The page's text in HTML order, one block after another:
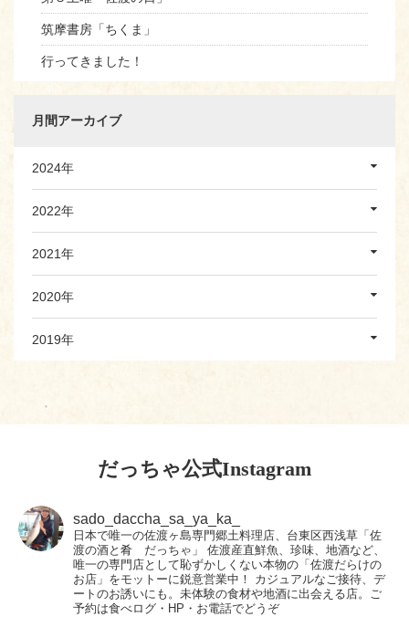
筑摩書房「ちくま」
行ってきました！
月間アーカイブ
2024年
2022年
2021年
2020年
2019年
だっちゃ公式Instagram
sado_daccha_sa_ya_ka_
日本で唯一の佐渡ヶ島専門郷土料理店、台東区西浅草「佐
渡の酒と肴 だっちゃ」
佐渡産直鮮魚、珍味、地酒など、
唯一の専門店として恥ずかしくない本物の「佐渡だらけの
お店」をモットーに鋭意営業中！
カジュアルなご接待、デ
ートのお誘いにも。未体験の食材や地酒に出会える店。ご
予約は食べログ・HP・お電話でどうぞ